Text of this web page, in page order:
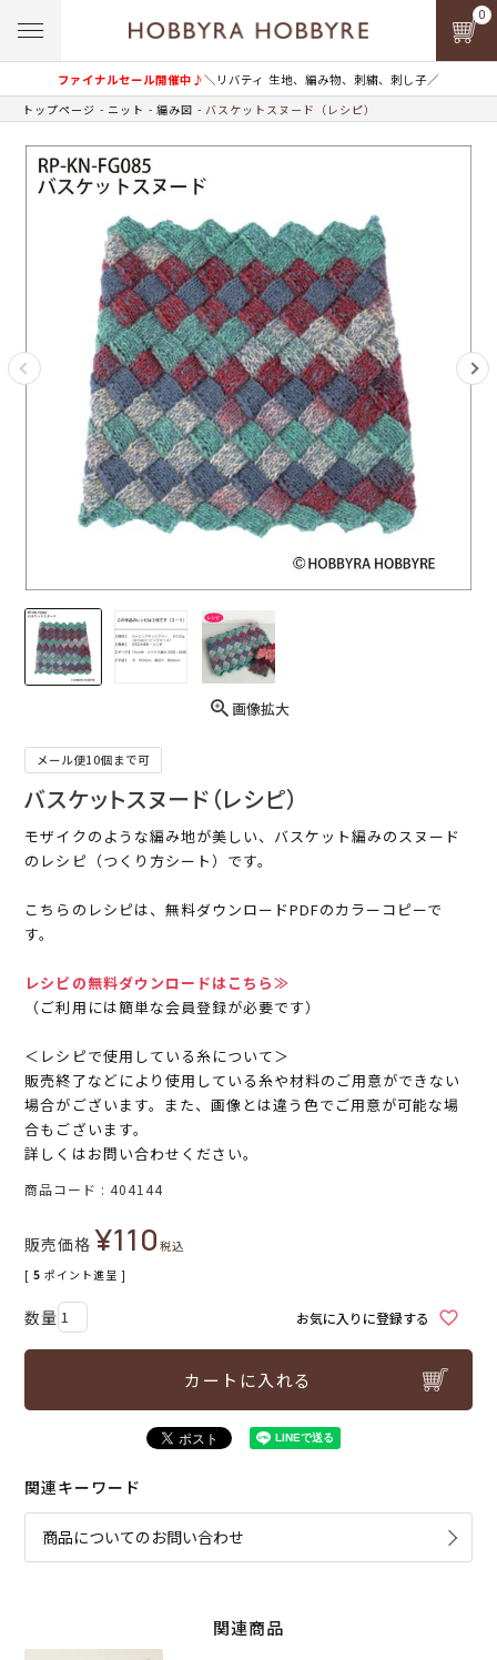
ファイナルセール開催中♪＼リバティ 生地、編み物、刺繍、刺し子／
0
トップページ ニット 編み図 バスケットスヌード（レシピ）
画像拡大
メール便10個まで可
バスケットスヌード（レシピ）
モザイクのような編み地が美しい、バスケット編みのスヌード
のレシピ（つくり方シート）です。
こちらのレシピは、無料ダウンロードPDFのカラーコピーで
す。
レシピの無料ダウンロードはこちら≫
（ご利用には簡単な会員登録が必要です）
＜レシピで使用している糸について＞
販売終了などにより使用している糸や材料のご用意ができない
場合がございます。また、画像とは違う色でご用意が可能な場
合もございます。
詳しくはお問い合わせください。
商品コード 404144
販売価格 ¥110税込
[ 5 ポイント進呈 ]
お気に入りに登録する
カートに入れる
関連キーワード
商品についてのお問い合わせ
関連商品